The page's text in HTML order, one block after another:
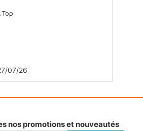
07/26
nos promotions et nouveautés